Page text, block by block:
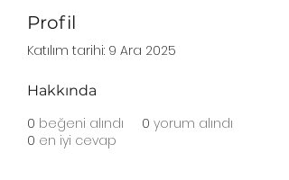
Profil
Katılım tarihi: 9 Ara 2025
Hakkında
0 beğeni alındı 0 yorum alındı
0 en iyi cevap